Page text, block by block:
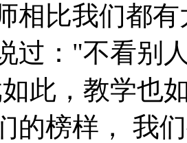
相比我们都
过："不看别
此，教学也
的榜样， 我